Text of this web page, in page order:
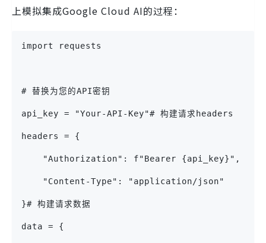
上模拟集成Google Cloud AI的过程：
import requests
# 替换为您的API密钥
api_key = "Your-API-Key"# 构建请求headers
headers = {
    "Authorization": f"Bearer {api_key}",
    "Content-Type": "application/json"
}# 构建请求数据
data = {